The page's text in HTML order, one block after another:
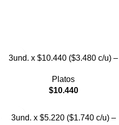
3und. x $10.440 ($3.480 c/u) –
con Bowl de Acero
Platos
$10.440
3und. x $5.220 ($1.740 c/u) –